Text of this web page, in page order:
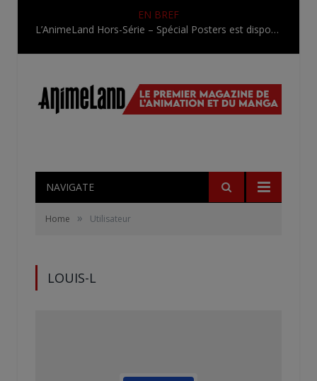
EN BREF
L’AnimeLand Hors-Série – Spécial Posters est disponible !
NAVIGATE
Home » Utilisateur
LOUIS-L